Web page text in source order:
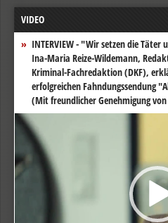
VIDEO
INTERVIEW - "Wir setzen die Täter
Ina-Maria Reize-Wildemann,
Kriminal-Fachredaktion (DKF),
erfolgreichen Fahndungssendung
(Mit freundlicher Genehmigung von
Video-
Player